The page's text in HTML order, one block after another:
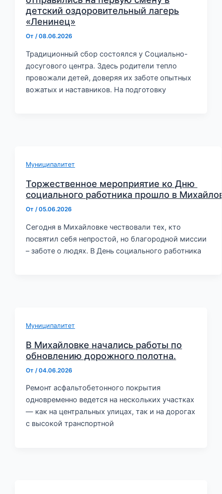
детский оздоровительный лагерь
«Ленинец»
От/08.06.2026
Традиционный сбор состоялся у Социально-
досугового центра. Здесь родители тепло
провожали детей, доверяя их заботе опытных
вожатых и наставников. На подготовку
Муниципалитет
Торжественное мероприятие ко Дню
социального работника прошло в
От/05.06.2026
Сегодня в Михайловке чествовали тех, кто
посвятил себя непростой, но благородной миссии
– заботе о людях. В День социального работника
Муниципалитет
В Михайловке начались работы по
обновлению дорожного полотна.
От /04.06.2026
Ремонт асфальтобетонного покрытия
одновременно ведется на нескольких участках
— как на центральных улицах, так и на дорогах
с высокой транспортной